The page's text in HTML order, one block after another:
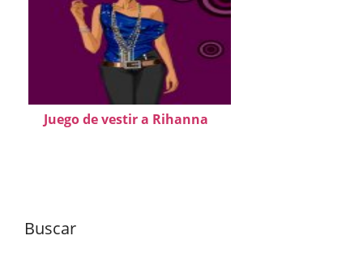
Juego de vestir a Rihanna
Buscar